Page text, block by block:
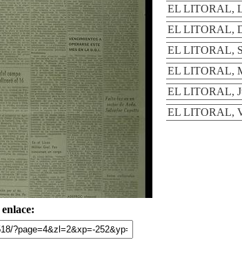
EL LITORAL,
EL LITORAL,
EL LITORAL,
EL LITORAL,
EL LITORAL,
EL LITORAL,